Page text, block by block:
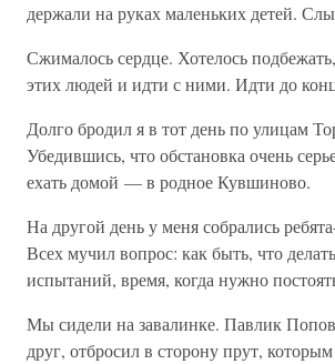
держали на руках маленьких детей.
Сжималось сердце. Хотелось
этих людей и идти с ними. Идти до
Долго бродил я в тот день по улицам
Убедившись, что обстановка очень
ехать домой — в родное Кувшиново.
На другой день у меня собрались
Всех мучил вопрос: как быть, что
испытаний, время, когда нужно
Мы сидели на завалинке. Павлик
друг, отбросил в сторону прут,